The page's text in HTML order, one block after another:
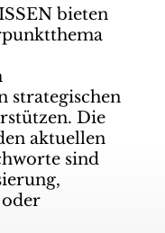
bieten
strategischen
Die
aktuellen
sind